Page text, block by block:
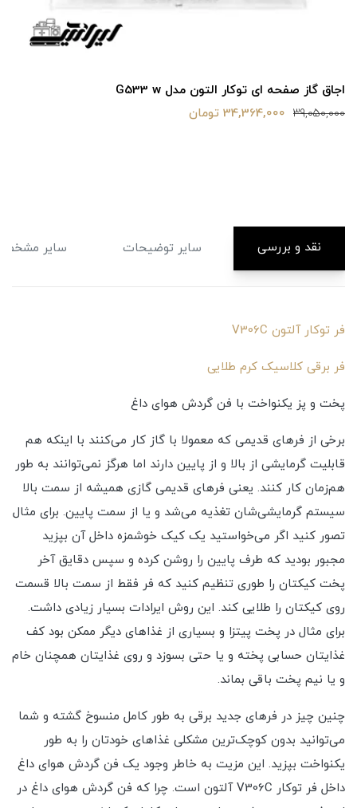
اجاق گاز صفحه ای توکار التون مدل G533 w
39,050,000 34,364,000 تومان
نقد و بررسی سایر توضیحات سایر
فر توکار آلتون V306C
فر برقی کلاسیک کرم طلایی
پخت و پز یکنواخت با فن گردش هوای داغ
برخی از فرهای قدیمی که معمولا با گاز کار می‌کنند با اینکه هم
قابلیت گرمایشی از بالا و از پایین دارند اما هرگز نمی‌توانند به طور
هم‌زمان کار کنند. یعنی فرهای قدیمی گازی همیشه از سمت بالا
سیستم گرمایشی‌شان تغذیه می‌شد و یا از سمت پایین. برای مثال
تصور کنید اگر می‌خواستید یک کیک خوشمزه داخل آن بپزید
مجبور بودید که طرف پایین را روشن کرده و سپس دقایق آخر
پخت کیکتان را طوری تنظیم کنید که فر فقط از سمت بالا قسمت
روی کیکتان را طلایی کند. این روش ایرادات بسیار زیادی داشت.
برای مثال در پخت پیتزا و بسیاری از غذاهای دیگر ممکن بود کف
غذایتان حسابی پخته و یا حتی بسوزد و روی غذایتان همچنان خام
و یا نیم پخت باقی بماند.
چنین چیز در فرهای جدید برقی به طور کامل منسوخ گشته و شما
می‌توانید بدون کوچک‌ترین مشکلی غذاهای خودتان را به طور
یکنواخت بپزید. این مزیت به خاطر وجود یک فن گردش هوای داغ
داخل فر توکار V306C آلتون است. چرا که فن گردش هوای داغ در